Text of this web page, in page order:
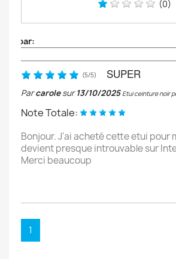
(0)
par:
(5/5) SUPER
Parcarolesur13/10/2025 Etui ceinture noir
Note Totale:
Bonjour. J'ai acheté cette etui pour
devient presque introuvable sur
Merci beaucoup
1